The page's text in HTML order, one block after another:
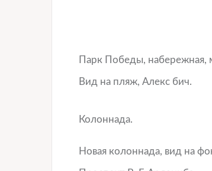
Парк Победы, набережная,
Вид на пляж, Алекс бич.
Колоннада.
Новая колоннада, вид на